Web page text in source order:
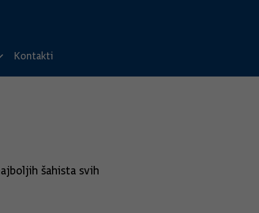
Kontakti
šahista svih